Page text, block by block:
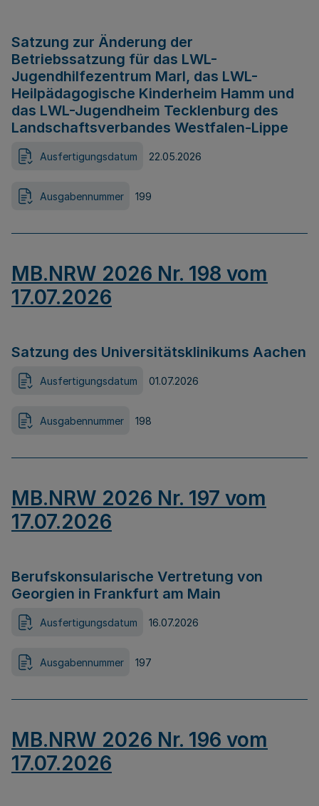
Satzung zur Änderung der
Betriebssatzung für das LWL-
Jugendhilfezentrum Marl, das LWL-
Heilpädagogische Kinderheim Hamm und
das LWL-Jugendheim Tecklenburg des
Landschaftsverbandes Westfalen-Lippe
Ausfertigungsdatum 22.05.2026
Ausgabennummer 199
MB.NRW 2026 Nr. 198 vom
17.07.2026
Satzung des Universitätsklinikums Aachen
Ausfertigungsdatum 01.07.2026
Ausgabennummer 198
MB.NRW 2026 Nr. 197 vom
17.07.2026
Berufskonsularische Vertretung von
Georgien in Frankfurt am Main
Ausfertigungsdatum 16.07.2026
Ausgabennummer 197
MB.NRW 2026 Nr. 196 vom
17.07.2026